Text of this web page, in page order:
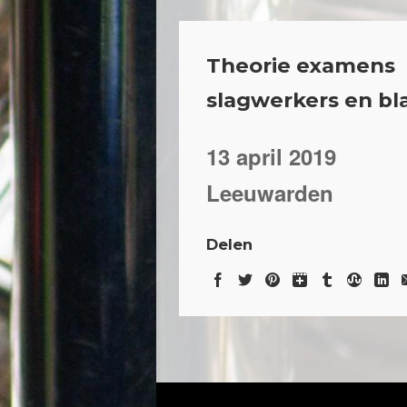
Theorie examens
slagwerkers en
13 april 2019
Leeuwarden
Delen